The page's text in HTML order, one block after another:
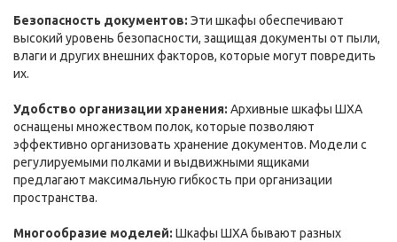
Безопасность документов: Эти шкафы обеспечивают
высокий уровень безопасности, защищая документы от пыли,
влаги и других внешних факторов, которые могут повредить
их.
Удобство организации хранения: Архивные шкафы ШХА
оснащены множеством полок, которые позволяют
эффективно организовать хранение документов. Модели с
регулируемыми полками и выдвижными ящиками
предлагают максимальную гибкость при организации
пространства.
Многообразие моделей: Шкафы ШХА бывают разных